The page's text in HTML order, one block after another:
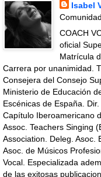
Isabel
COACH
oficial
Matrícula
Carrera por unanimidad.
Consejera del Consejo
Ministerio de Educación
Escénicas de España.
Capítulo Iberoamericano
Assoc. Teachers Singing
Association. Deleg. Asoc.
Asoc. de Músicos
Vocal. Especializada
de las exitosas